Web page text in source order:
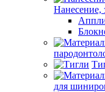
Нанесение,
для